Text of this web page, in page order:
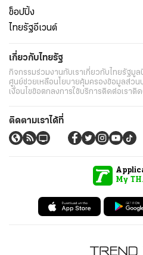
ช็อปปิ้ง
ไทยรัฐอีเวนต์
เกี่ยวกับไทยรัฐ
กิจกรรมร่วมงานกับเราเกี่ยวกับไทยรัฐมูล
ศูนย์ช่วยเหลือนโยบายคุ้มครองข้อมูลส่วน
เงื่อนไขข้อตกลงการใช้บริการติดต่อเราติ
ติดตามเราได้ที่
My